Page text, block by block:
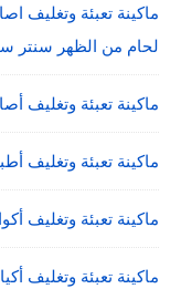
لحام من الظهر سنتر
ماكينة تعبئة وتغليف
ماكينة تعبئة وتغليف
ماكينة تعبئة وتغليف
ماكينة تعبئة وتغليف